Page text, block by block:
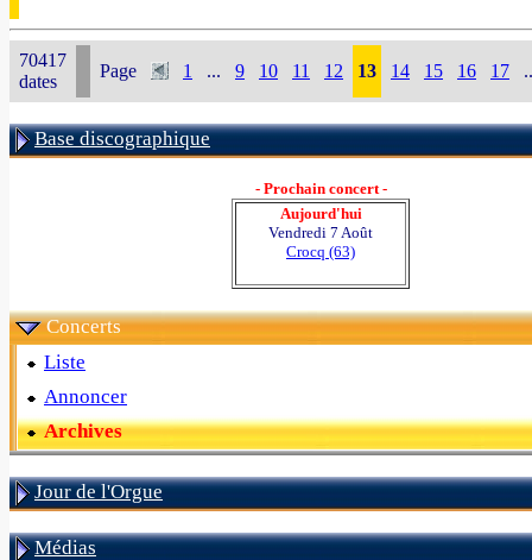
70417
dates
Page 1 ... 9 10 11 12 13 14 15 16 17
Base discographique
- Prochain concert -
Aujourd'hui
Vendredi 7 Août
Crocq (63)
Concerts
Liste
Annoncer
Archives
Jour de l'Orgue
Médias